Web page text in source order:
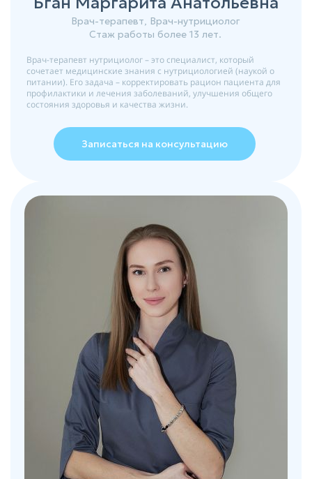
Врач-терапевт, Врач-нутрициолог
Стаж работы более 13 лет.
Врач-терапевт нутрициолог – это специалист, который
сочетает медицинские знания с нутрициологией (наукой о
питании). Его задача – корректировать рацион пациента для
профилактики и лечения заболеваний, улучшения общего
состояния здоровья и качества жизни.
Записаться на консультацию